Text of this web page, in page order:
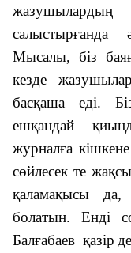
салыстырғанда
Мысалы, біз
кезде
басқаша еді.
ешқандай
журналға
сөйлесек те
қаламақысы
болатын. Енді
Балғабаев қазір